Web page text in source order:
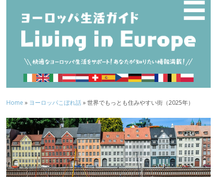
☰
Home » ヨーロッパこぼれ話» 世界でもっとも住みやすい街（2025年）